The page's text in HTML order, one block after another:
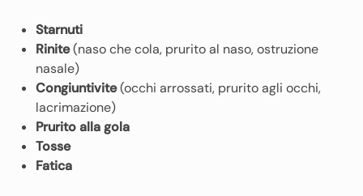
Starnuti
Rinite(naso che cola, prurito al naso, ostruzione
nasale)
Congiuntivite(occhi arrossati, prurito agli occhi,
lacrimazione)
Prurito alla gola
Tosse
Fatica